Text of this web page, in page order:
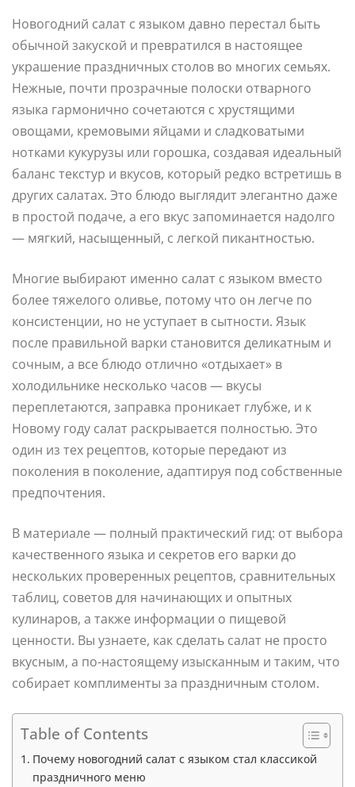
Новогодний салат с языком давно перестал быть
обычной закуской и превратился в настоящее
украшение праздничных столов во многих семьях.
Нежные, почти прозрачные полоски отварного
языка гармонично сочетаются с хрустящими
овощами, кремовыми яйцами и сладковатыми
нотками кукурузы или горошка, создавая идеальный
баланс текстур и вкусов, который редко встретишь в
других салатах. Это блюдо выглядит элегантно даже
в простой подаче, а его вкус запоминается надолго
— мягкий, насыщенный, с легкой пикантностью.
Многие выбирают именно салат с языком вместо
более тяжелого оливье, потому что он легче по
консистенции, но не уступает в сытности. Язык
после правильной варки становится деликатным и
сочным, а все блюдо отлично «отдыхает» в
холодильнике несколько часов — вкусы
переплетаются, заправка проникает глубже, и к
Новому году салат раскрывается полностью. Это
один из тех рецептов, которые передают из
поколения в поколение, адаптируя под собственные
предпочтения.
В материале — полный практический гид: от выбора
качественного языка и секретов его варки до
нескольких проверенных рецептов, сравнительных
таблиц, советов для начинающих и опытных
кулинаров, а также информации о пищевой
ценности. Вы узнаете, как сделать салат не просто
вкусным, а по-настоящему изысканным и таким, что
собирает комплименты за праздничным столом.
Table of Contents
Почему новогодний салат с языком стал классикой
праздничного меню